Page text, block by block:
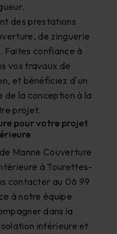
des prestations
de zinguerie
Faites confiance à
vos travaux de
et bénéficiez d'un
de la conception à la
projet.
pour votre projet
Manne Couverture
à Tourettes-
contacter au 06 99
à notre équipe
dans la
intérieure et